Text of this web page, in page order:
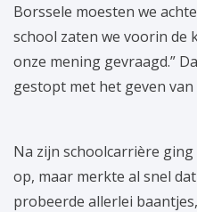
Borssele moesten we
school zaten we voorin de
onze mening gevraagd.”
gestopt met het geven van
Na zijn schoolcarrière
op, maar merkte al snel
probeerde allerlei